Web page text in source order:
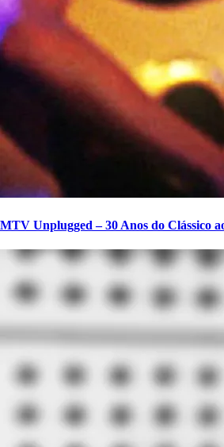
MTV Unplugged – 30 Anos do Clássico